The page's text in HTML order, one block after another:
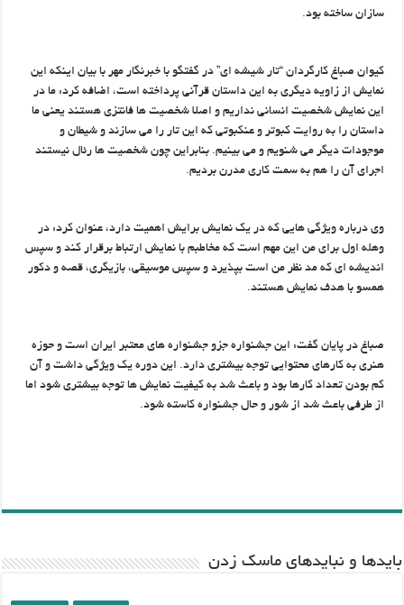
سازان ساخته بود.
کیوان صباغ کارگردان “تار شیشه ای” در گفتگو با خبرنگار مهر با بیان اینکه این
نمایش از زاویه دیگری به این داستان قرآنی پرداخته است، اضافه کرد: ما در
این نمایش شخصیت انسانی نداریم و اصلا شخصیت ها فانتزی هستند یعنی ما
داستان را به روایت کبوتر و عنکبوتی که این تار را می سازند و شیطان و
موجودات دیگر می شنویم و می بینیم. بنابراین چون شخصیت ها رئال نیستند
اجرای آن را هم به سمت کاری مدرن بردیم.
وی درباره ویژگی هایی که در یک نمایش برایش اهمیت دارد، عنوان کرد: در
وهله اول برای من این مهم است که مخاطبم با نمایش ارتباط برقرار کند و سپس
اندیشه ای که مد نظر من است بپذیرد و سپس موسیقی، بازیگری، قصه و دکور
همسو با هدف نمایش هستند.
صباغ در پایان گفت: این جشنواره جزو جشنواره های معتبر ایران است و حوزه
هنری به کارهای محتوایی توجه بیشتری دارد. این دوره یک ویژگی داشت و آن
کم بودن تعداد کارها بود و باعث شد به کیفیت نمایش ها توجه بیشتری شود اما
از طرفی باعث شد از شور و حال جشنواره کاسته شود.
باید‌ها و نبایدهای ماسک زدن